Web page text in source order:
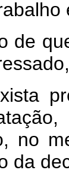
que
no
da